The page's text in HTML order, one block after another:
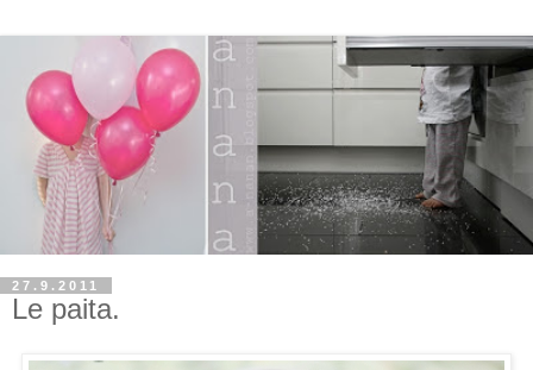
27.9.2011
Le paita.